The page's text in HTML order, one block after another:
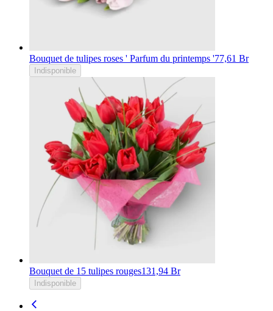
Bouquet de tulipes roses ' Parfum du printemps '77,61 Br
Indisponible
Bouquet de 15 tulipes rouges131,94 Br
Indisponible